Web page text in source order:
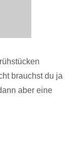
brauchst du ja
aber eine